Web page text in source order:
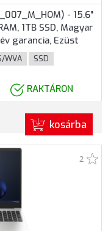
- 15.6"
1TB SSD, Magyar
garancia, Ezüst
WVA
SSD
RAKTÁRON
kosárba
2